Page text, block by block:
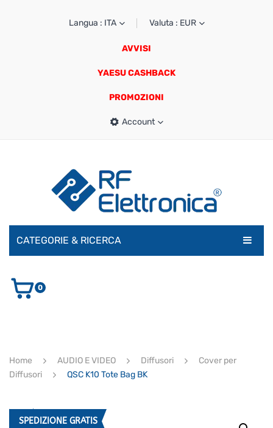
Langua : ITA Valuta : EUR
AVVISI
YAESU CASHBACK
PROMOZIONI
Account
CATEGORIE & RICERCA
AUDIO E VIDEO
ULTIMI ARRIVI
0
Home AUDIO E VIDEO Diffusori
Cover per
Diffusori
QSC K10 Tote Bag BK
SPEDIZIONE GRATIS